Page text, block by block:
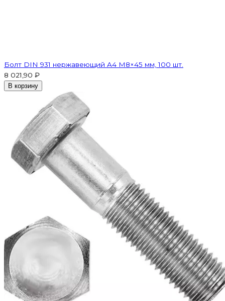
Болт DIN 931 нержавеющий A4 М8×45 мм, 100 шт.
8 021,90 ₽
В корзину